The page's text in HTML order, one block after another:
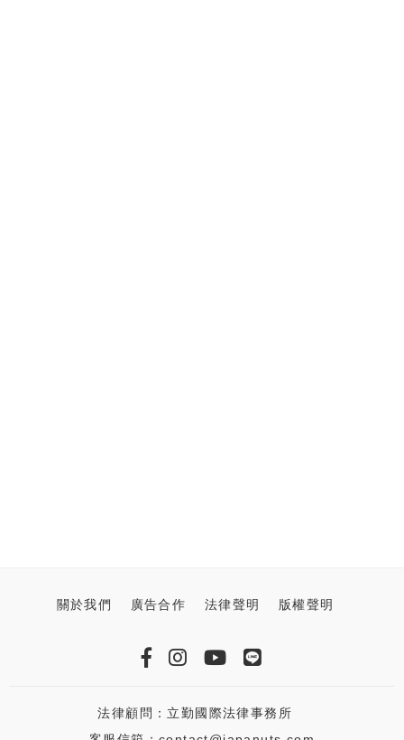
關於我們 廣告合作 法律聲明 版權聲明
法律顧問：立勤國際法律事務所